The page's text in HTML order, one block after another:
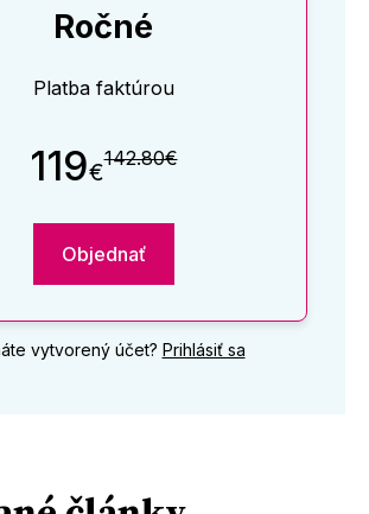
Ročné
Platba faktúrou
119€142.80€
Objednať
vytvorený účet? Prihlásiť sa